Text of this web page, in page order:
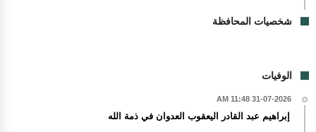
شخصيات المحافظة
الوفيات
31-07-2026 11:48 AM
إبراهيم عبد القادر اليعقوب العدوان في ذمة الله